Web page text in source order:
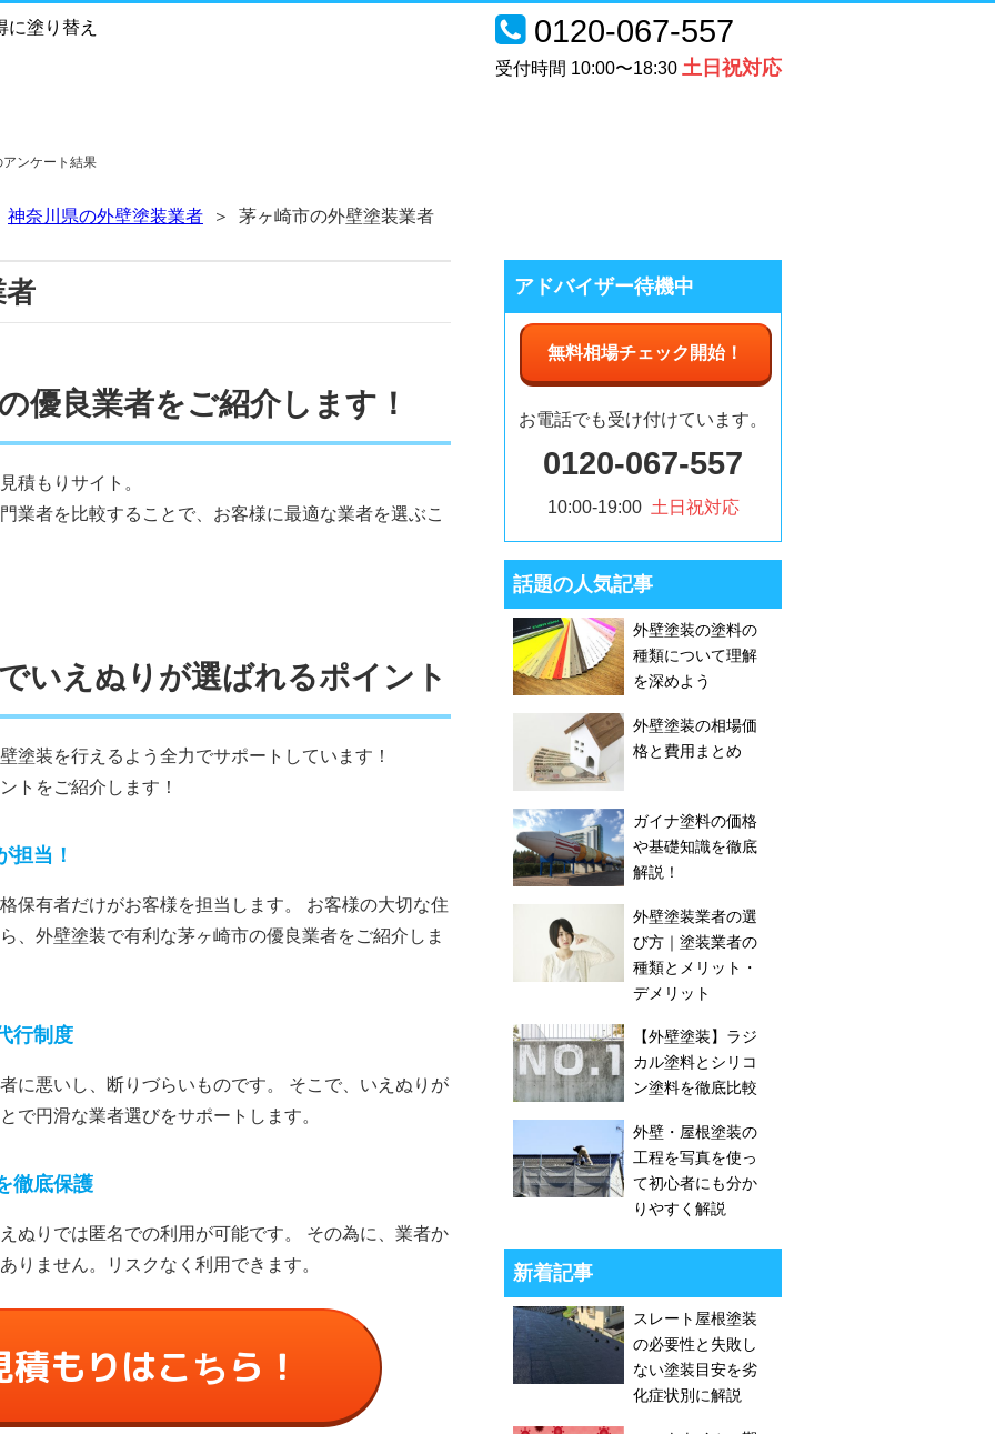
塗り替え 0120-067-557
受付時間 10:00〜18:30 土日祝対応
ンケート結果
神奈川県の外壁塗装業者 茅ヶ崎市の外壁塗装業者
者
優良業者をご紹介します！
積もりサイト。
業者を比較することで、お客様に最適な業者を選ぶこ
いえぬりが選ばれるポイント
塗装を行えるよう全力でサポートしています！
トをご紹介します！
担当！
保有者だけがお客様を担当します。 お客様の大切な住
、外壁塗装で有利な茅ヶ崎市の優良業者をご紹介しま
⾏制度
に悪いし、断りづらいものです。 そこで、いえぬりが
で円滑な業者選びをサポートします。
徹底保護
ぬりでは匿名での利⽤が可能です。 その為に、業者か
りません。リスクなく利⽤できます。
もりはこちら！
アドバイザー待機中
無料相場チェック 開始！
お電話でも受け付けています。
0120-067-557
10:00-19:00 土日祝対応
話題の人気記事
外壁塗装の塗料の
種類について理解
を深めよう
外壁塗装の相場価
格と費用まとめ
ガイナ塗料の価格
や基礎知識を徹底
解説！
外壁塗装業者の選
び方｜塗装業者の
種類とメリット・
デメリット
【外壁塗装】ラジ
カル塗料とシリコ
ン塗料を徹底比較
外壁・屋根塗装の
工程を写真を使っ
て初心者にも分か
りやすく解説
新着記事
スレート屋根塗装
の必要性と失敗し
ない塗装目安を劣
化症状別に解説